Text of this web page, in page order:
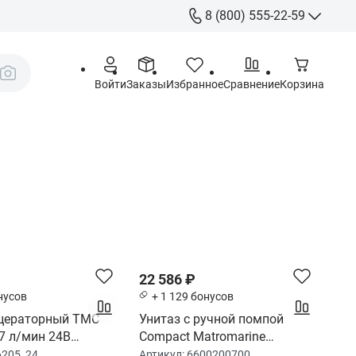
8 (800) 555-22-59
8 (800)
Call-Centre
ВойтиЗаказыИзбранноеСравнениеКорзина
TMC
л/мин 24В
22 586 ₽
+ 1 129 бонусов
Унитаз с ручной помпой
Compact Matromarine